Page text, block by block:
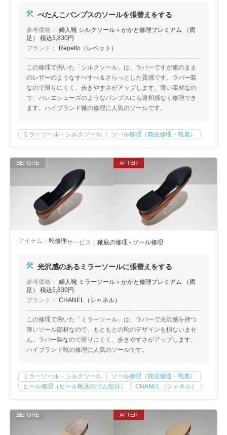
ぺたんこパンプスのソールを張替えをする
参考価格：
婦人靴 シルクソール＋かかと修理プレミアム （両
足） 税込5,830円
ブランド：
Repetto（レペット）
この修理で用いた「シルクソール」は、ラバーですが素のまま
のレザーのようなすべすべ＆さらっとした質感です。ラバー製
なので滑りにくく、歩きやすさがアップします。薄い素材なの
で、バレエシューズのようなパンプスにも違和感なく修理でき
ます。ハイブランド靴の修理に人気のソールです。
ミラーソール・シルクソール ソール修理（前底修理・靴裏）
アイテム： 靴修理サービス： 靴底の修理 - ソール修理
光沢感のあるミラーソールに張替えをする
参考価格：
婦人靴 ミラーソール＋かかと修理プレミアム （両
足） 税込5,830円
ブランド：
CHANEL（シャネル）
この修理で用いた「ミラーソール」は、ラバーで光沢感を持つ
薄いソール部材なので、もともとの靴のデザインを損ないませ
ん。ラバー製なので滑りにくく、歩きやすさがアップします。
ハイブランド靴の修理に人気のソールです。
ミラーソール・シルクソール
ソール修理（前底修理・靴裏）
ヒール修理（ヒール靴底のゴム部分）
CHANEL（シャネル）